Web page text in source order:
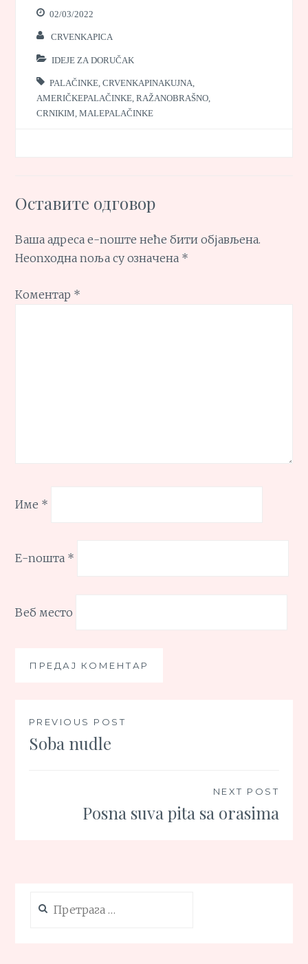
02/03/2022
CRVENKAPICA
IDEJE ZA DORUČAK
PALAČINKE ,CRVENKAPINAKUJNA
AMERIČKEPALAČINKE ,RAŽANOBRAŠNO
CRNIKIM ,MALEPALAČINKE
Оставите одговор
Ваша адреса е-поште неће бити објављена.
Неопходна поља су означена *
Коментар *
Име *
Е-пошта *
Веб место
Кретање
чланка
PREVIOUS POST
Soba nudle
NEXT POST
Posna suva pita sa orasima
за: